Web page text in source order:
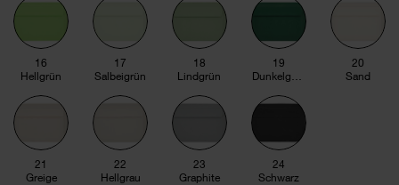
16
Hellgrün
17
Salbeigrün
18
Lindgrün
19
20
Sand
21
Greige
22
Hellgrau
23
Graphite
24
Schwarz